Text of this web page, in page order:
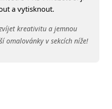
a vytisknout.
kreativitu a jemnou
omalovánky v sekcích níže!